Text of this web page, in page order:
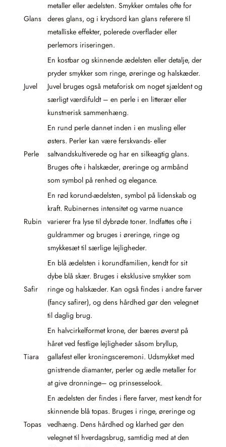
Glans
metaller eller ædelsten. Smykker omtales ofte for
deres glans, og i krydsord kan glans referere til
metalliske effekter, polerede overflader eller
perlemors iriseringen.
Juvel
En kostbar og skinnende ædelsten eller detalje, der
pryder smykker som ringe, øreringe og halskæder.
Juvel bruges også metaforisk om noget sjældent og
særligt værdifuldt – en perle i en litterær eller
kunstnerisk sammenhæng.
Perle
En rund perle dannet inden i en musling eller
østers. Perler kan være ferskvands- eller
saltvandskultiverede og har en silkeagtig glans.
Bruges ofte i halskæder, øreringe og armbånd
som symbol på renhed og elegance.
Rubin
En rød korund-ædelsten, symbol på lidenskab og
kraft. Rubinernes intensitet og varme nuance
varierer fra lyse til dybrøde toner. Indfattes ofte i
guldrammer og bruges i øreringe, ringe og
smykkesæt til særlige lejligheder.
Safir
En blå ædelsten i korundfamilien, kendt for sit
dybe blå skær. Bruges i eksklusive smykker som
ringe og halskæder. Kan også findes i andre farver
(fancy safirer), og dens hårdhed gør den velegnet
til daglig brug.
Tiara
En halvcirkelformet krone, der bæres øverst på
håret ved festlige lejligheder såsom bryllup,
gallafest eller kroningsceremoni. Udsmykket med
gnistrende diamanter, perler og ædle metaller for
at give dronninge– og prinsesselook.
Topas
En ædelsten der findes i flere farver, mest kendt for
skinnende blå topas. Bruges i ringe, øreringe og
vedhæng. Dens hårdhed og klarhed gør den
velegnet til hverdagsbrug, samtidig med at den